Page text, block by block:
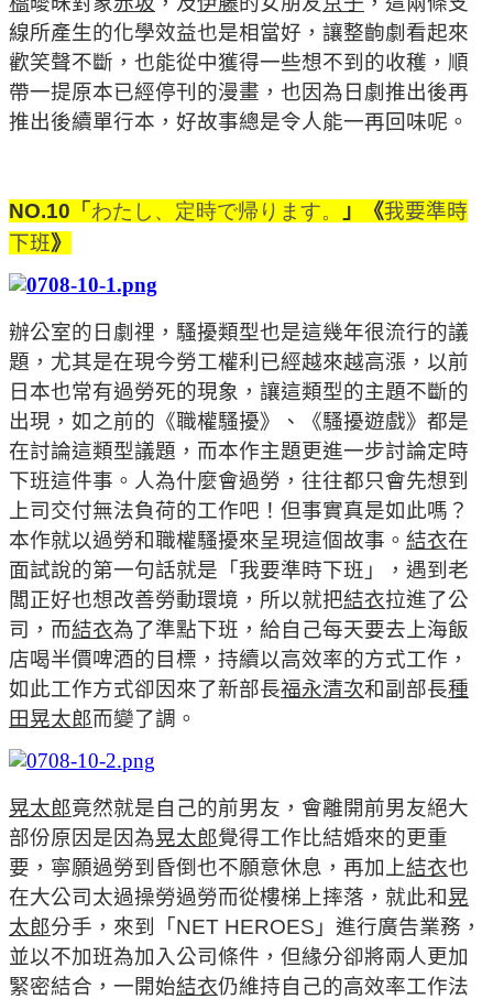
線所產生的化學效益也是相當好，讓整齣劇看起來
歡笑聲不斷，也能從中獲得一些想不到的收穫，順
帶一提原本已經停刊的漫畫，也因為日劇推出後再
推出後續單行本，好故事總是令人能一再回味呢。
NO.10 「 わたし、定時で帰ります。 」《我要準時
下班》
辦公室的日劇 𥚃 ，騷擾類型也是這幾年很流行的議
題，尤其是在現今勞工權利已經越來越高漲，以前
日本也常有過勞死的現象，讓這類型的主題不斷的
出現，如之前的《職權騷擾》、《騷擾遊戲》都是
在討論這類型議題，而本作主題更進一步討論定時
下班這件事。 人為什麼會過勞，往往都只會先想到
上司交付無法負荷的工作吧！但事實真是如此嗎？
本作就以過勞和職權騷擾來呈現這個故事。 結衣在
面試說的第一句話就是「我要準時下班」，遇到老
闆正好也想改善勞動環境，所以就把結衣拉進了公
司，而結衣為了準點下班，給自己每天要去上海飯
店喝半價啤酒的目標，持續以高效率的方式工作，
如此工作方式卻因來了新部長福永清次和副部長種
田晃太郎而變了調。
晃太郎竟然就是自己的前男友，會離開前男友絕大
部份原因是因為晃太郎覺得工作比結婚來的更重
要，寧願過勞到昏倒也不願意休息，再加上結衣也
在大公司太過操勞過勞而從樓梯上摔落，就此和晃
太郎分手，來到「 NET HEROES 」進行廣告業務，
並以不加班為加入公司條件，但緣分卻將兩人更加
緊密結合，一開始結衣仍維持自己的高效率工作法